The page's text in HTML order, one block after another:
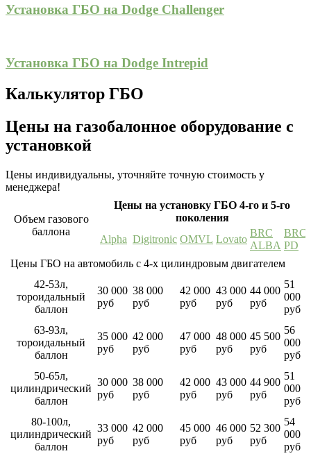
Установка ГБО на Dodge Challenger
Установка ГБО на Dodge Intrepid
Калькулятор ГБО
Цены на газобалонное оборудование с
установкой
Цены индивидуальны, уточняйте точную стоимость у
менеджера!
Объем газового
баллона
Цены на установку ГБО 4-го и 5-го
поколения
Alpha Digitronic OMVL Lovato
BRC
ALBA
BRC
PD
Цены ГБО на автомобиль с 4-х цилиндровым двигателем
42-53л,
тороидальный
баллон
30 000
руб
38 000
руб
42 000
руб
43 000
руб
44 000
руб
51
000
руб
63-93л,
тороидальный
баллон
35 000
руб
42 000
руб
47 000
руб
48 000
руб
45 500
руб
56
000
руб
50-65л,
цилиндрический
баллон
30 000
руб
38 000
руб
42 000
руб
43 000
руб
44 900
руб
51
000
руб
80-100л,
цилиндрический
баллон
33 000
руб
42 000
руб
45 000
руб
46 000
руб
52 300
руб
54
000
руб